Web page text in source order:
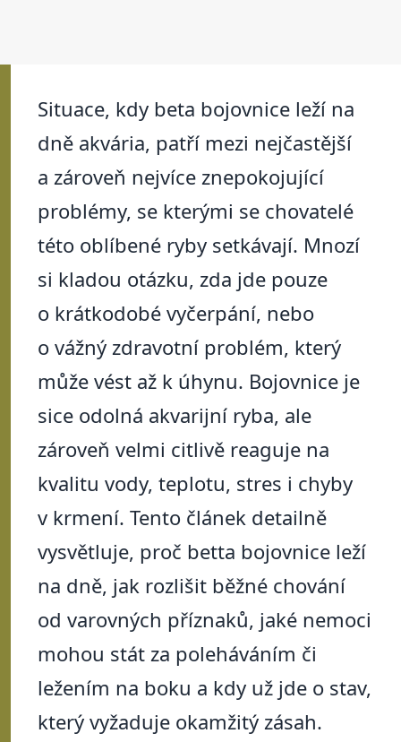
Situace, kdy beta bojovnice leží na
dně akvária, patří mezi nejčastější
a zároveň nejvíce znepokojující
problémy, se kterými se chovatelé
této oblíbené ryby setkávají. Mnozí
si kladou otázku, zda jde pouze
o krátkodobé vyčerpání, nebo
o vážný zdravotní problém, který
může vést až k úhynu. Bojovnice je
sice odolná akvarijní ryba, ale
zároveň velmi citlivě reaguje na
kvalitu vody, teplotu, stres i chyby
v krmení. Tento článek detailně
vysvětluje, proč betta bojovnice leží
na dně, jak rozlišit běžné chování
od varovných příznaků, jaké nemoci
mohou stát za poleháváním či
ležením na boku a kdy už jde o stav,
který vyžaduje okamžitý zásah.